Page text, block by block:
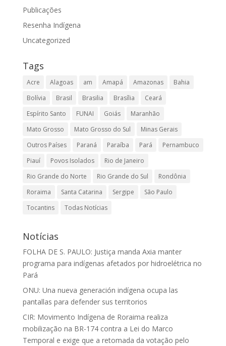
Publicações
Resenha Indígena
Uncategorized
Tags
Acre Alagoas am Amapá Amazonas
Bahia
Bolívia
Brasil Brasilia Brasília
Ceará
Espírito Santo
FUNAI Goiás
Maranhão
Mato Grosso
Mato Grosso do Sul
Minas Gerais
Outros Países
Paraná Paraíba Pará
Pernambuco
Piauí
Povos Isolados
Rio de Janeiro
Rio Grande do Norte
Rio Grande do Sul
Rondônia
Roraima
Santa Catarina Sergipe
São Paulo
Tocantins
Todas Notícias
Notícias
FOLHA DE S. PAULO: Justiça manda Axia manter
programa para indígenas afetados por hidroelétrica no
Pará
ONU: Una nueva generación indígena ocupa las
pantallas para defender sus territorios
CIR: Movimento Indígena de Roraima realiza
mobilização na BR-174 contra a Lei do Marco
Temporal e exige que a retomada da votação pelo